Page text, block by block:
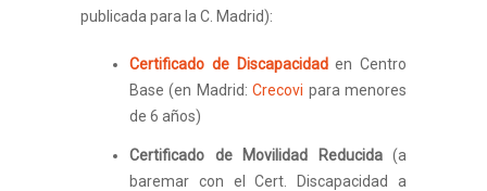
publicada para la C. Madrid):
Certificado de Discapacidaden Centro
Base (en Madrid:Crecovi para menores
de 6 años)
Certificado de Movilidad Reducida(a
baremar con el Cert. Discapacidad a